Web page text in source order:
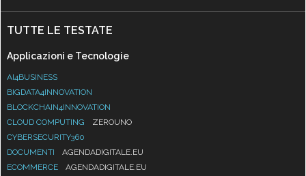
TUTTE LE TESTATE
Applicazioni e Tecnologie
AI4BUSINESS
BIGDATA4INNOVATION
BLOCKCHAIN4INNOVATION
CLOUD COMPUTING
ZEROUNO
CYBERSECURITY360
DOCUMENTI
AGENDADIGITALE.EU
ECOMMERCE
AGENDADIGITALE.EU